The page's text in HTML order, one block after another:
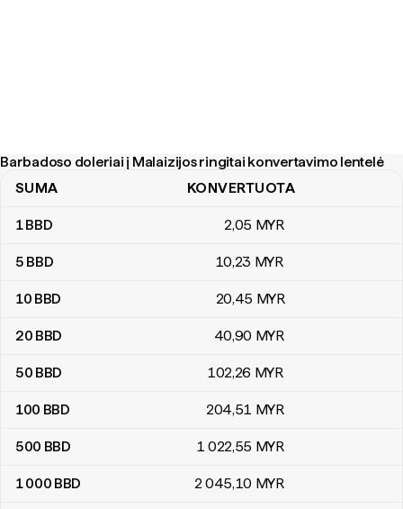
Barbadoso doleriai į Malaizijos ringitai konvertavimo lentelė
Barbadoso doleriai į Malaizijos ringitai konvertavimo lentelė
SUMA KONVERTUOTA
1BBD 2,05 MYR
5 BBD 10,23 MYR
10 BBD 20,45 MYR
20 BBD 40,90 MYR
50 BBD 102,26 MYR
100 BBD 204,51 MYR
500 BBD 1 022,55 MYR
1 000 BBD 2 045,10 MYR